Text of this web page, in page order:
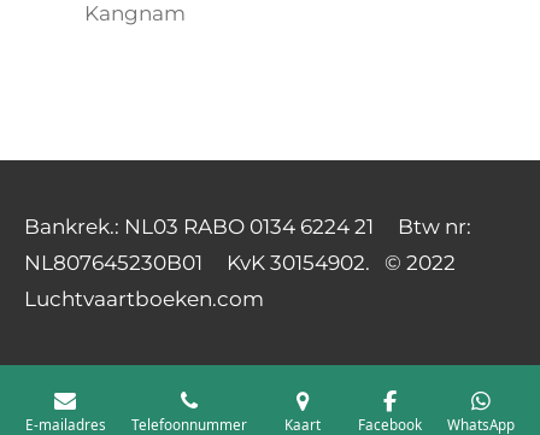
Kangnam
Bankrek.: NL03 RABO 0134 6224 21 Btw nr:
NL807645230B01 KvK 30154902. © 2022
Luchtvaartboeken.com
E-mailadres Telefoonnummer Kaart Facebook WhatsApp